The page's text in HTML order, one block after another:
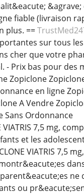
fiable (livraison
plus. ==
sur tous
cher que votre
- Prix bas pour
Zopiclone
en ligne
A Vendre
Sans Ordonnance
7,5 mg,
et les
VIATRIS 7,5
ou